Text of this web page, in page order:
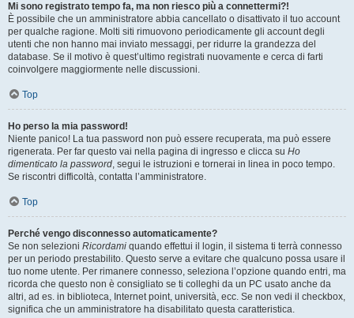
Mi sono registrato tempo fa, ma non riesco più a connettermi?!
È possibile che un amministratore abbia cancellato o disattivato il tuo account
per qualche ragione. Molti siti rimuovono periodicamente gli account degli
utenti che non hanno mai inviato messaggi, per ridurre la grandezza del
database. Se il motivo è quest’ultimo registrati nuovamente e cerca di farti
coinvolgere maggiormente nelle discussioni.
Top
Ho perso la mia password!
Niente panico! La tua password non può essere recuperata, ma può essere
rigenerata. Per far questo vai nella pagina di ingresso e clicca su Ho
dimenticato la password, segui le istruzioni e tornerai in linea in poco tempo.
Se riscontri difficoltà, contatta l’amministratore.
Top
Perché vengo disconnesso automaticamente?
Se non selezioni Ricordami quando effettui il login, il sistema ti terrà connesso
per un periodo prestabilito. Questo serve a evitare che qualcuno possa usare il
tuo nome utente. Per rimanere connesso, seleziona l’opzione quando entri, ma
ricorda che questo non è consigliato se ti colleghi da un PC usato anche da
altri, ad es. in biblioteca, Internet point, università, ecc. Se non vedi il checkbox,
significa che un amministratore ha disabilitato questa caratteristica.